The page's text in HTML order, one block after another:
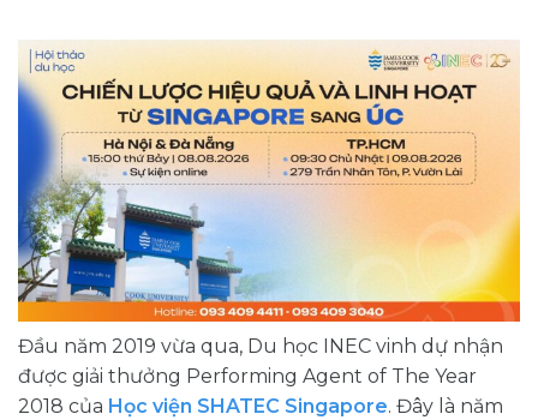
Đầu năm 2019 vừa qua, Du học INEC vinh dự nhận
được giải thưởng Performing Agent of The Year
2018 của Học viện SHATEC Singapore. Đây là năm